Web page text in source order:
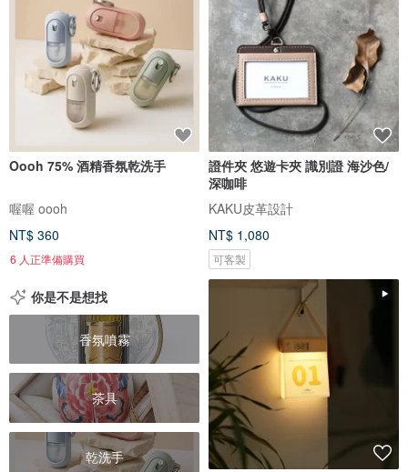
Oooh 75% 酒精香氛乾洗手
喔喔 oooh
NT$ 360
6 人正準備購買
證件夾 悠遊卡夾 識別證 海沙色/
深咖啡
KAKU皮革設計
NT$ 1,080
可客製
你是不是想找
香氛噴霧
茶具
乾洗手